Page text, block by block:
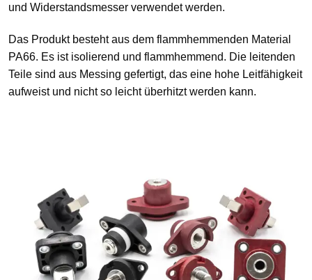
und Widerstandsmesser verwendet werden.
Das Produkt besteht aus dem flammhemmenden Material
PA66. Es ist isolierend und flammhemmend. Die leitenden
Teile sind aus Messing gefertigt, das eine hohe Leitfähigkeit
aufweist und nicht so leicht überhitzt werden kann.